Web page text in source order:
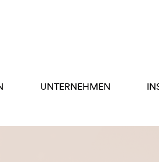
UNTERNEHMEN